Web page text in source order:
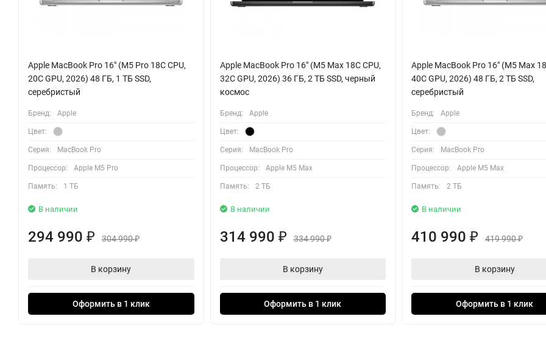
Apple MacBook Pro 16" (M5 Pro 18C CPU,
20C GPU, 2026) 48 ГБ, 1 ТБ SSD,
серебристый
Бренд: Apple
Цвет:
Серия: MacBook Pro
Процессор: Apple M5 Pro
Память: 1 ТБ
В наличии
294 990 ₽ 304 990₽
В корзину
Оформить в 1 клик
Apple MacBook Pro 16" (M5 Max 18C CPU,
32C GPU, 2026) 36 ГБ, 2 ТБ SSD, черный
космос
Бренд: Apple
Цвет:
Серия: MacBook Pro
Процессор: Apple M5 Max
Память: 2 ТБ
В наличии
314 990 ₽ 334 990₽
В корзину
Оформить в 1 клик
Apple MacBook Pro 16" (M5 Max
40C GPU, 2026) 48 ГБ, 2 ТБ SSD,
серебристый
Бренд: Apple
Цвет:
Серия: MacBook Pro
Процессор: Apple M5 Max
Память: 2 ТБ
В наличии
410 990₽ 419 990₽
В корзину
Оформить в 1 клик